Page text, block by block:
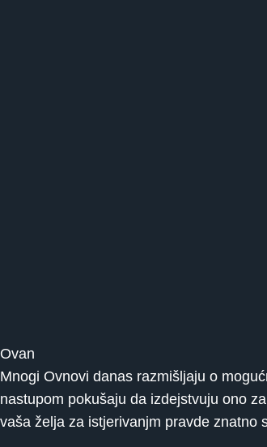
Ovan
Mnogi Ovnovi danas razmišljaju o
nastupom pokušaju da izdejstvuju ono
vaša želja za istjerivanjm pravde znatno